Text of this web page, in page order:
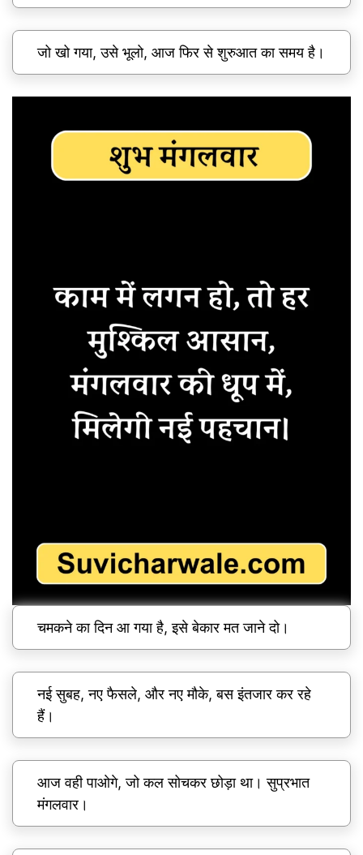
जो खो गया, उसे भूलो, आज फिर से शुरुआत का समय है।
चमकने का दिन आ गया है, इसे बेकार मत जाने दो।
नई सुबह, नए फैसले, और नए मौके, बस इंतजार कर रहे
हैं।
आज वही पाओगे, जो कल सोचकर छोड़ा था। सुप्रभात
मंगलवार।